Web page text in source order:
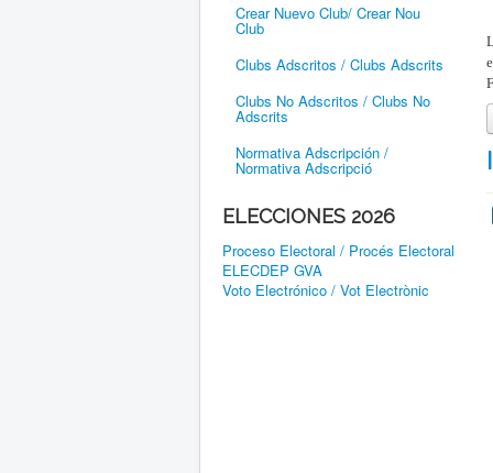
Crear Nuevo Club/ Crear Nou
Club
Clubs Adscritos / Clubs Adscrits
Clubs No Adscritos / Clubs No
Adscrits
Normativa Adscripción /
Normativa Adscripció
ELECCIONES 2026
Proceso Electoral / Procés Electoral
ELECDEP GVA
Voto Electrónico / Vot Electrònic